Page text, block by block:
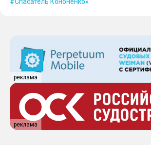
реклама
реклама